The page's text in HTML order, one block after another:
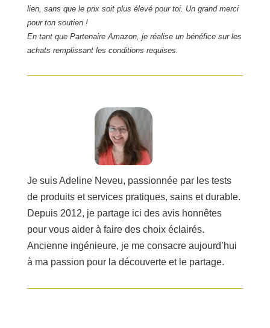
lien, sans que le prix soit plus élevé pour toi. Un grand merci
pour ton soutien !
En tant que Partenaire Amazon, je réalise un bénéfice sur les
achats remplissant les conditions requises.
Je suis Adeline Neveu, passionnée par les tests
de produits et services pratiques, sains et durable.
Depuis 2012, je partage ici des avis honnêtes
pour vous aider à faire des choix éclairés.
Ancienne ingénieure, je me consacre aujourd’hui
à ma passion pour la découverte et le partage.